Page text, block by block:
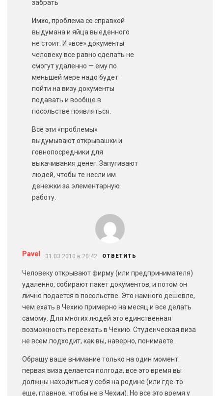
забрать
Имхо, проблема со справкой
выдумана и яйца выеденного
не стоит. И «все» документы
человеку все равно сделать не
смогут удаленно — ему по
меньшей мере надо будет
пойти на визу документы
подавать и вообще в
посольстве появляться.
Все эти «проблемы»
выдумывают открывашки и
говнопосредники для
выкачивания денег. Запугивают
людей, чтобы те несли им
денежки за элементарную
работу.
Pavel 31.03.2010 в 20:42 ОТВЕТИТЬ
Человеку открывают фирму (или предпринимателя)
удаленно, собирают пакет документов, и потом он
лично подается в посольстве. Это намного дешевле,
чем ехать в Чехию примерно на месяц и все делать
самому. Для многих людей это единственная
возможность переехать в Чехию. Студенческая виза
не всем подходит, как вы, наверно, понимаете.
Обращу ваше внимание только на один момент:
первая виза делается полгода, все это время вы
должны находиться у себя на родине (или где-то
еще, главное, чтобы не в Чехии). Но все это время у